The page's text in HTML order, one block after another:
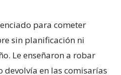
para cometer
sin planificación ni
Le enseñaron a robar
devolvía en las comisarías